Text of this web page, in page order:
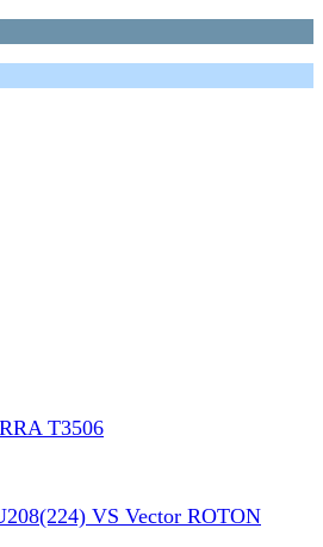
T3506
VS Vector ROTON